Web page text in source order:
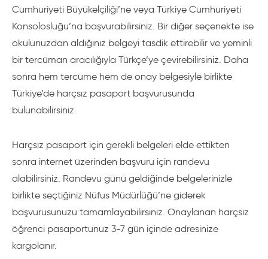
Cumhuriyeti Büyükelçiliği’ne veya Türkiye Cumhuriyeti
Konsolosluğu’na başvurabilirsiniz. Bir diğer seçenekte ise
okulunuzdan aldığınız belgeyi tasdik ettirebilir ve yeminli
bir tercüman aracılığıyla Türkçe’ye çevirebilirsiniz. Daha
sonra hem tercüme hem de onay belgesiyle birlikte
Türkiye’de harçsız pasaport başvurusunda
bulunabilirsiniz.
Harçsız pasaport için gerekli belgeleri elde ettikten
sonra internet üzerinden başvuru için randevu
alabilirsiniz. Randevu günü geldiğinde belgelerinizle
birlikte seçtiğiniz Nüfus Müdürlüğü’ne giderek
başvurusunuzu tamamlayabilirsiniz. Onaylanan harçsız
öğrenci pasaportunuz 3-7 gün içinde adresinize
kargolanır.